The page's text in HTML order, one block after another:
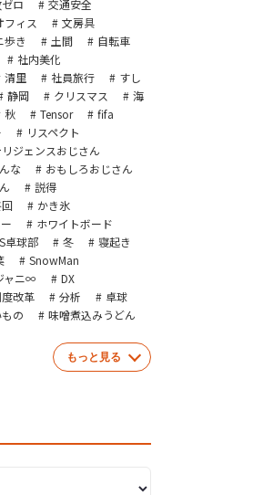
ロ
交通安全
フィス
文房具
歩き 土間
自転車
社内美化
清里 社員旅行
すし
静岡 クリスマス
海
秋 Tensor
fifa
リスペクト
ジェンスおじさん
な
おもしろおじさん
説得
かき氷
ホワイトボード
卓球部 冬
寝起き
SnowMan
ャニ∞
DX
改革 分析
卓球
の 味噌煮込みうどん
もっと見る